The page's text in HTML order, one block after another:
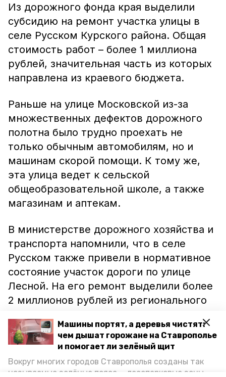
Машины портят, а деревья чистят:
чем дышат горожане на Ставрополье
и помогает ли зелёный щит
Вокруг многих городов Ставрополья созданы так
называемые зелёные пояса — лесопарковые зоны,
Из дорожного фонда края выделили
субсидию на ремонт участка улицы в
селе Русском Курского района. Общая
стоимость работ – более 1 миллиона
рублей, значительная часть из которых
направлена из краевого бюджета.
Раньше на улице Московской из-за
множественных дефектов дорожного
полотна было трудно проехать не
только обычным автомобилям, но и
машинам скорой помощи. К тому же,
эта улица ведет к сельской
общеобразовательной школе, а также
магазинам и аптекам.
В министерстве дорожного хозяйства и
транспорта напомнили, что в селе
Русском также привели в нормативное
состояние участок дороги по улице
Лесной. На его ремонт выделили более
2 миллионов рублей из регионального
Губернатор Владимир Владимиров не
регионе должна быть создана сеть